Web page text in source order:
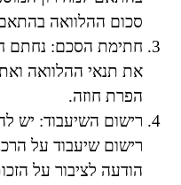
סכום ההלוואה
חתימת הסכם: נחתם
את תנאי ההלוואה
הפרת חוזה.
רישום השיעבוד: יש
רישום שיעבוד על
הודעה לציבור על